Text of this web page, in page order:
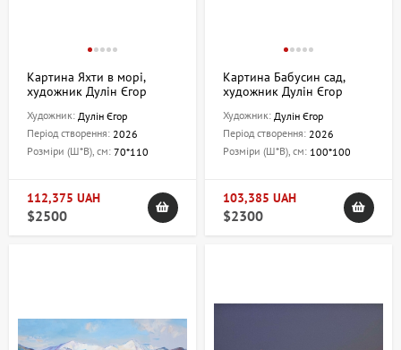
Картина Яхти в морі,
художник Дулін Єгор
Художник: Дулін Єгор
Період створення: 2026
Розміри (Ш*В), см: 70*110
112,375 UAH
$2500
Картина Бабусин сад,
художник Дулін Єгор
Художник: Дулін Єгор
Період створення: 2026
Розміри (Ш*В), см: 100*100
103,385 UAH
$2300